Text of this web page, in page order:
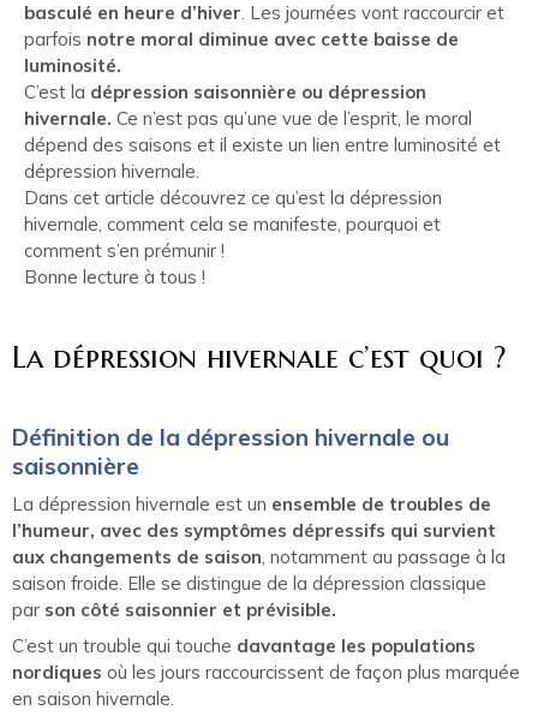
basculé en heure d’hiver. Les journées vont raccourcir et
parfois notre moral diminue avec cette baisse de
luminosité.
C’est la dépression saisonnière ou dépression
hivernale. Ce n’est pas qu’une vue de l’esprit, le moral
dépend des saisons et il existe un lien entre luminosité et
dépression hivernale.
Dans cet article découvrez ce qu’est la dépression
hivernale, comment cela se manifeste, pourquoi et
comment s’en prémunir !
Bonne lecture à tous !
La dépression hivernale c’est quoi ?
Définition de la dépression hivernale ou
saisonnière
La dépression hivernale est un ensemble de troubles de
l’humeur, avec des symptômes dépressifs qui survient
aux changements de saison, notamment au passage à la
saison froide. Elle se distingue de la dépression classique
par son côté saisonnier et prévisible.
C’est un trouble qui touche davantage les populations
nordiques où les jours raccourcissent de façon plus marquée
en saison hivernale.